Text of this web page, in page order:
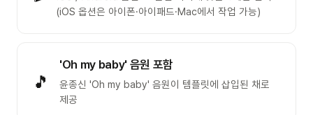
(iOS 옵션은 아이폰·아이패드·Mac에서 작업 가능)
🎵
'Oh my baby' 음원 포함
윤종신 'Oh my baby' 음원이 템플릿에 삽입된 채로
제공